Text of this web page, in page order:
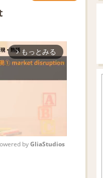
arrow_forward_ios もっとみる
by GliaStudios